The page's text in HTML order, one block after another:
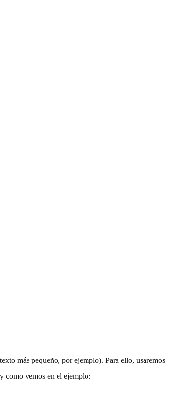
más pequeño, por ejemplo). Para ello, usaremos
como vemos en el ejemplo: